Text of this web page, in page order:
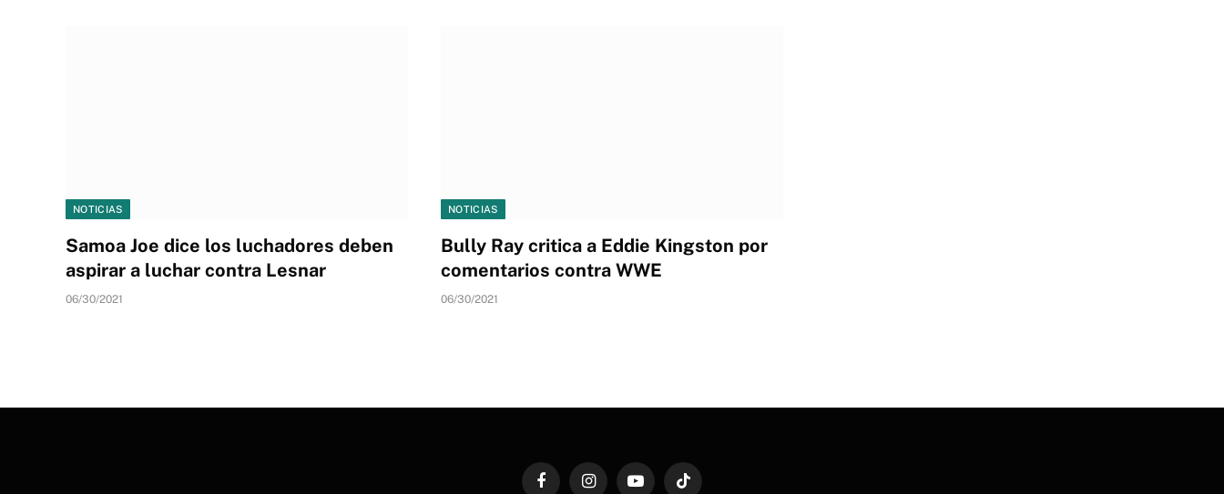
NOTICIAS
Samoa Joe dice los luchadores deben
aspirar a luchar contra Lesnar
06/30/2021
NOTICIAS
Bully Ray critica a Eddie Kingston por
comentarios contra WWE
06/30/2021
FacebookInstagramYouTubeTikTok